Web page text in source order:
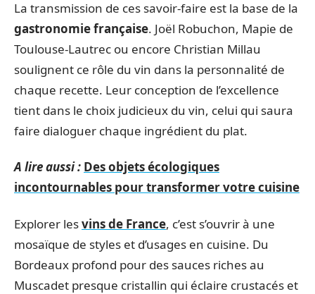
La transmission de ces savoir-faire est la base de la
gastronomie française. Joël Robuchon, Mapie de
Toulouse-Lautrec ou encore Christian Millau
soulignent ce rôle du vin dans la personnalité de
chaque recette. Leur conception de l’excellence
tient dans le choix judicieux du vin, celui qui saura
faire dialoguer chaque ingrédient du plat.
A lire aussi : Des objets écologiques
incontournables pour transformer votre cuisine
Explorer lesvins de France, c’est s’ouvrir à une
mosaïque de styles et d’usages en cuisine. Du
Bordeaux profond pour des sauces riches au
Muscadet presque cristallin qui éclaire crustacés et